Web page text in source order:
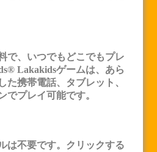
で、いつでもどこでもプレ
Lakakidsゲームは、あら
た携帯電話、タブレット、
でプレイ可能です。
は不要です。クリックする